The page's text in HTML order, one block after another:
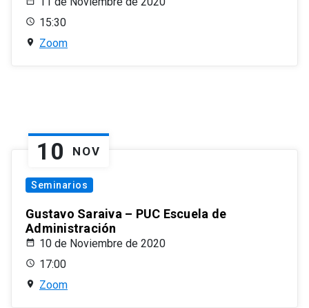
15:30
Zoom
10 NOV
Seminarios
Gustavo Saraiva – PUC Escuela de
Administración
10 de Noviembre de 2020
17:00
Zoom